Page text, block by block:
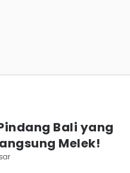
Bali yang
Melek!